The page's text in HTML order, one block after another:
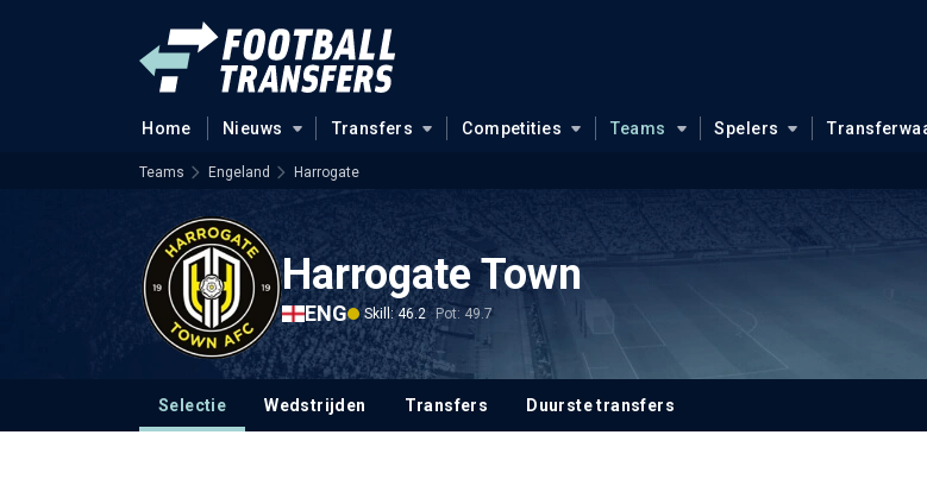
Home Nieuws Transfers Competities Teams Spelers
Teams Engeland Harrogate
Harrogate Town
ENG Skill: 46.2 Pot: 49.7
Selectie Wedstrijden Transfers Duurste transfers